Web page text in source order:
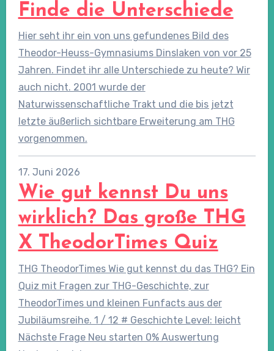
Finde die Unterschiede
Hier seht ihr ein von uns gefundenes Bild des
Theodor-Heuss-Gymnasiums Dinslaken von vor 25
Jahren. Findet ihr alle Unterschiede zu heute? Wir
auch nicht. 2001 wurde der
Naturwissenschaftliche Trakt und die bis jetzt
letzte äußerlich sichtbare Erweiterung am THG
vorgenommen.
17. Juni 2026
Wie gut kennst Du uns
wirklich? Das große THG
X TheodorTimes Quiz
THG TheodorTimes Wie gut kennst du das THG? Ein
Quiz mit Fragen zur THG-Geschichte, zur
TheodorTimes und kleinen Funfacts aus der
Jubiläumsreihe. 1 / 12 # Geschichte Level: leicht
Nächste Frage Neu starten 0% Auswertung